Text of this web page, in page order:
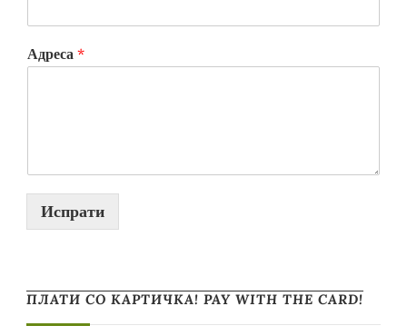
Адреса *
Испрати
ПЛАТИ СО КАРТИЧКА! PAY WITH THE CARD!